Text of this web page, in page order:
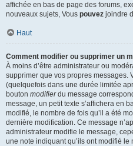
affichée en bas de page des forums,
nouveaux sujets, Vous pouvez joindre
Haut
Comment modifier ou supprimer un
À moins d’être administrateur ou
supprimer que vos propres messages.
(quelquefois dans une durée limitée
bouton modifierdu message
message, un petit texte s’affichera en
modifié, le nombre de fois qu’il a été
dernière modification. Ce message
administrateur modifie le message,
une note indiquant qu’ils ont modifié